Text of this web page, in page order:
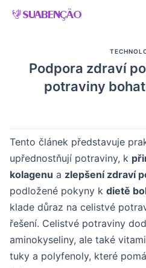
Skip
Podpora zdraví
potraviny
Tento článek představuje
upřednostňují potraviny, k
kolagenu a zlepšení zdraví
podložené pokyny k dietě
klade důraz na celistvé
řešení. Celistvé potraviny
aminokyseliny, ale také
tuky a polyfenoly, které